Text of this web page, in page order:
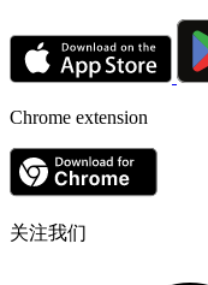
Chrome extension
关注我们